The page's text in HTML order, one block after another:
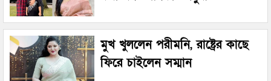
মুখ খুললেন পরীমনি, রাষ্ট্রের কাছে
ফিরে চাইলেন সম্মান